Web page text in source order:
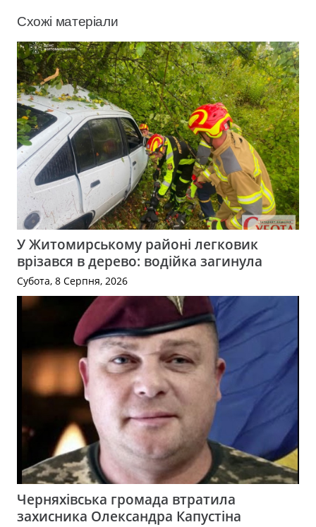
Схожі матеріали
У Житомирському районі легковик
врізався в дерево: водійка загинула
Субота, 8 Серпня, 2026
Черняхівська громада втратила
захисника Олександра Капустіна